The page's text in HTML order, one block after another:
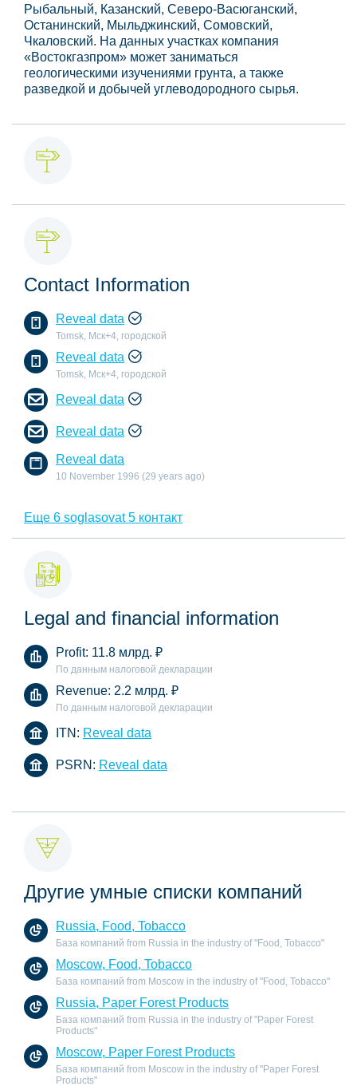
Рыбальный, Казанский, Северо-Васюганский,
Останинский, Мыльджинский, Сомовский,
Чкаловский. На данных участках компания
«Востокгазпром» может заниматься
геологическими изучениями грунта, а также
разведкой и добычей углеводородного сырья.
Contact Information
Reveal data
Tomsk, Мск+4, городской
Reveal data
Tomsk, Мск+4, городской
Reveal data
Reveal data
Reveal data
10 November 1996 (29 years ago)
Еще 6 soglasovat 5 контакт
Legal and financial information
Profit: 11.8 млрд. ₽
По данным налоговой декларации
Revenue: 2.2 млрд. ₽
По данным налоговой декларации
ITN: Reveal data
PSRN: Reveal data
Другие умные списки компаний
Russia, Food, Tobacco
База компаний from Russia in the industry of "Food, Tobacco"
Moscow, Food, Tobacco
База компаний from Moscow in the industry of "Food, Tobacco"
Russia, Paper Forest Products
База компаний from Russia in the industry of "Paper Forest
Products"
Moscow, Paper Forest Products
База компаний from Moscow in the industry of "Paper Forest
Products"